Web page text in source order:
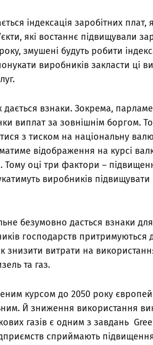
індексація заробітних
які востаннє підвищували
року, змушені будуть робити
виробників закласти ці
взнаки. Зокрема,
виплат за зовнішнім боргом.
з тиском на національну
відображення на курсі
Тому оці три фактори –
виробників
безумовно дасться взнаки
господарств
знизити витрати на
та газ.
курсом до 2050 року
Й зниження використання
газів є одним з завдань
сприймають